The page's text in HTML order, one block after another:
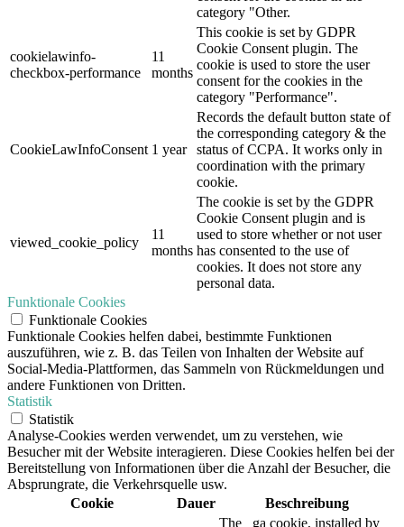
category "Other.
cookielawinfo-
checkbox-performance
11
months
This cookie is set by GDPR
Cookie Consent plugin. The
cookie is used to store the user
consent for the cookies in the
category "Performance".
CookieLawInfoConsent 1 year
Records the default button state of
the corresponding category & the
status of CCPA. It works only in
coordination with the primary
cookie.
viewed_cookie_policy
11
months
The cookie is set by the GDPR
Cookie Consent plugin and is
used to store whether or not user
has consented to the use of
cookies. It does not store any
personal data.
Funktionale Cookies
Funktionale Cookies
Funktionale Cookies helfen dabei, bestimmte Funktionen
auszuführen, wie z. B. das Teilen von Inhalten der Website auf
Social-Media-Plattformen, das Sammeln von Rückmeldungen und
andere Funktionen von Dritten.
Statistik
Statistik
Analyse-Cookies werden verwendet, um zu verstehen, wie
Besucher mit der Website interagieren. Diese Cookies helfen bei der
Bereitstellung von Informationen über die Anzahl der Besucher, die
Absprungrate, die Verkehrsquelle usw.
Cookie
Dauer Beschreibung
The _ga cookie, installed by